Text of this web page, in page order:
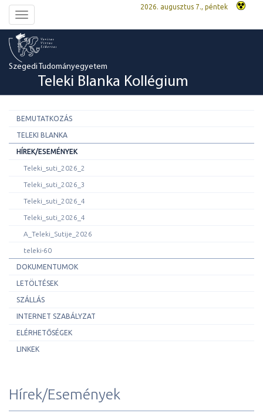
Toggle
navigation
2026. augusztus 7., péntek
Szegedi Tudományegyetem
Teleki Blanka Kollégium
BEMUTATKOZÁS
TELEKI BLANKA
HÍREK/ESEMÉNYEK
Teleki_suti_2026_2
Teleki_suti_2026_3
Teleki_suti_2026_4
Teleki_suti_2026_4
A_Teleki_Sutije_2026
teleki-60
DOKUMENTUMOK
LETÖLTÉSEK
SZÁLLÁS
INTERNET SZABÁLYZAT
ELÉRHETŐSÉGEK
LINKEK
Hírek/Események